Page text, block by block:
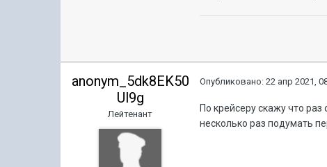
anonym_5dk8EK50
Ul9g
Лейтенант
Опубликовано:22 апр 2021,
По крейсеру скажу что
несколько раз подумать